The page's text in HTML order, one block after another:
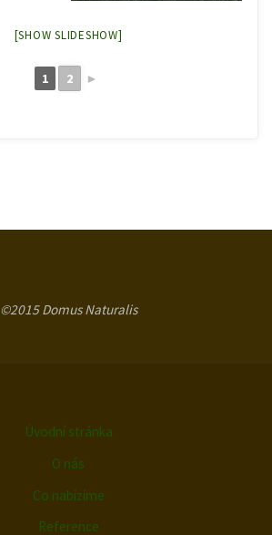
[SHOW SLIDESHOW]
1 2 ►
©2015 Domus Naturalis
Úvodní stránka
O nás
Co nabízíme
Reference